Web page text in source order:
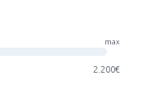
max
2.200€